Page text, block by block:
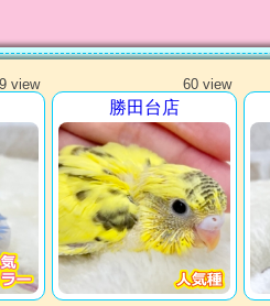
view 60 view
勝田台店